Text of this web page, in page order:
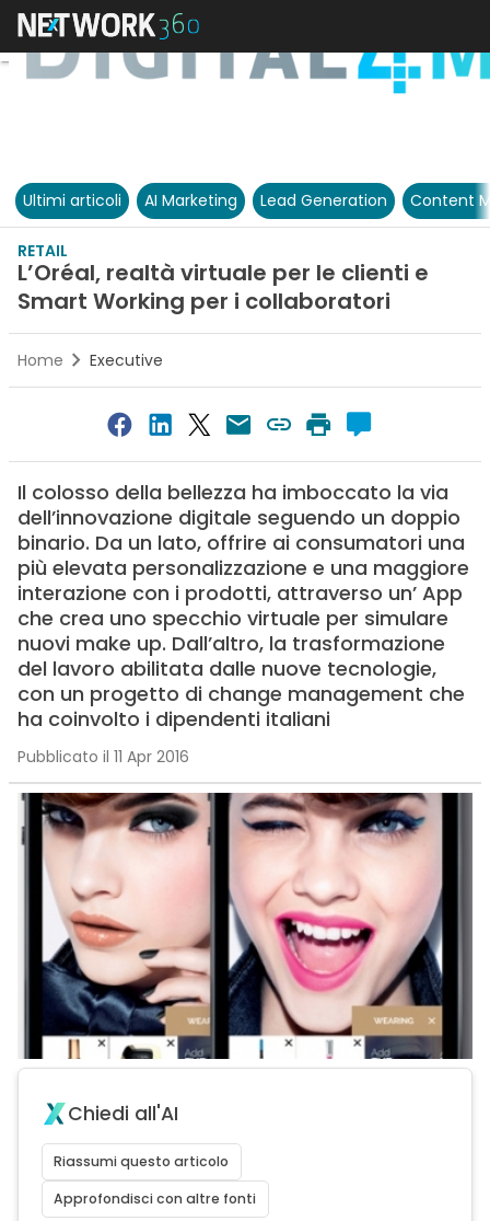
Ultimi articoli AI Marketing Lead Generation Content
RETAIL
L’Oréal, realtà virtuale per le clienti e
Smart Working per i collaboratori
Home Executive
Il colosso della bellezza ha imboccato la via
dell’innovazione digitale seguendo un doppio
binario. Da un lato, offrire ai consumatori una
più elevata personalizzazione e una maggiore
interazione con i prodotti, attraverso un’ App
che crea uno specchio virtuale per simulare
nuovi make up. Dall’altro, la trasformazione
del lavoro abilitata dalle nuove tecnologie,
con un progetto di change management che
ha coinvolto i dipendenti italiani
Pubblicato il 11 Apr 2016
Chiedi all'AI
Riassumi questo articolo
Approfondisci con altre fonti